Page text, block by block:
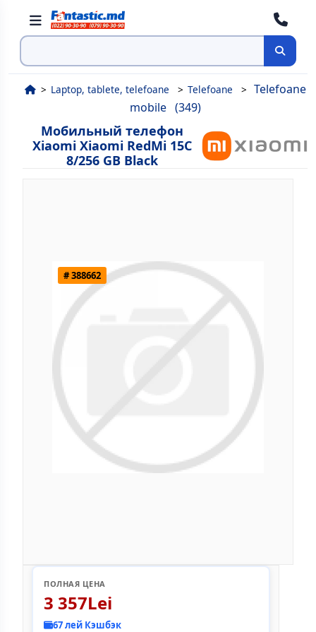
Поиск
Laptop, tablete, telefoane Telefoane
Telefoane
mobile (349)
Мобильный телефон
Xiaomi Xiaomi RedMi 15C
8/256 GB Black
# 388662
ПОЛНАЯ ЦЕНА
3 357Lei
67 лей Кэшбэк